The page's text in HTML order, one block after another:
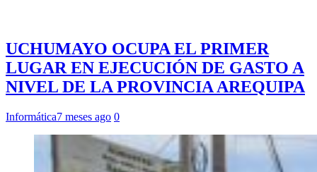
UCHUMAYO OCUPA EL PRIMER
LUGAR EN EJECUCIÓN DE GASTO A
NIVEL DE LA PROVINCIA AREQUIPA
Informática7 meses ago 0